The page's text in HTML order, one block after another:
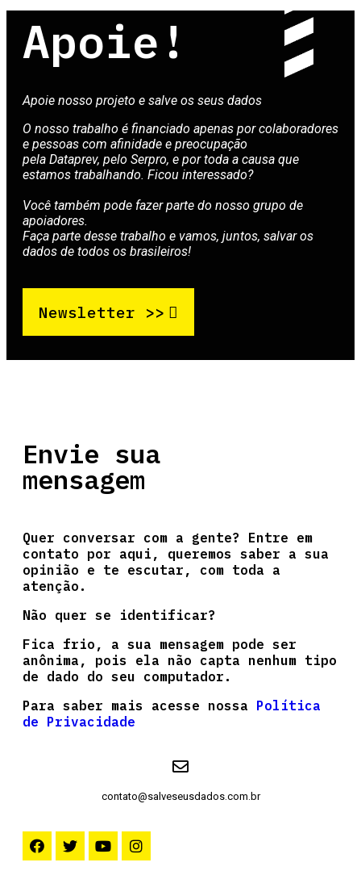
Apoie!
Apoie nosso projeto e salve os seus dados
O nosso trabalho é financiado apenas por colaboradores
e pessoas com afinidade e preocupação
pela Dataprev, pelo Serpro, e por toda a causa que
estamos trabalhando. Ficou interessado?
Você também pode fazer parte do nosso grupo de
apoiadores.
Faça parte desse trabalho e vamos, juntos, salvar os
dados de todos os brasileiros!
Newsletter >>
Envie sua
mensagem
Quer conversar com a gente? Entre em
contato por aqui, queremos saber a sua
opinião e te escutar, com toda a
atenção.
Não quer se identificar?
Fica frio, a sua mensagem pode ser
anônima, pois ela não capta nenhum tipo
de dado do seu computador.
Para saber mais acesse nossa Política
de Privacidade
contato@salveseusdados.com.br